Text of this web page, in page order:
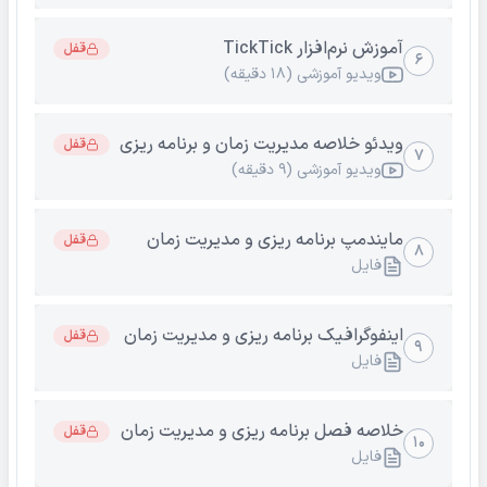
۶ آموزش نرم‌افزار TickTick قفل
ویدیو آموزشی (۱۸ دقیقه)
۷ ویدئو خلاصه مدیریت زمان و برنامه ریزی قفل
ویدیو آموزشی (۹ دقیقه)
۸ مایندمپ برنامه ریزی و مدیریت زمان قفل
فایل
۹ اینفوگرافیک برنامه ریزی و مدیریت زمان قفل
فایل
۱۰ خلاصه فصل برنامه ریزی و مدیریت زمان قفل
فایل